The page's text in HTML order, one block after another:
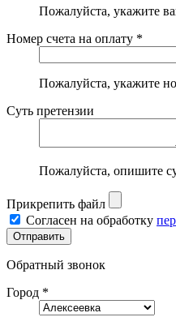
Пожалуйста, укажите
Номер счета на оплату *
Пожалуйста, укажите
Суть претензии
Пожалуйста, опишите
Прикрепить файл
Согласен на обработку
Обратный звонок
Город *